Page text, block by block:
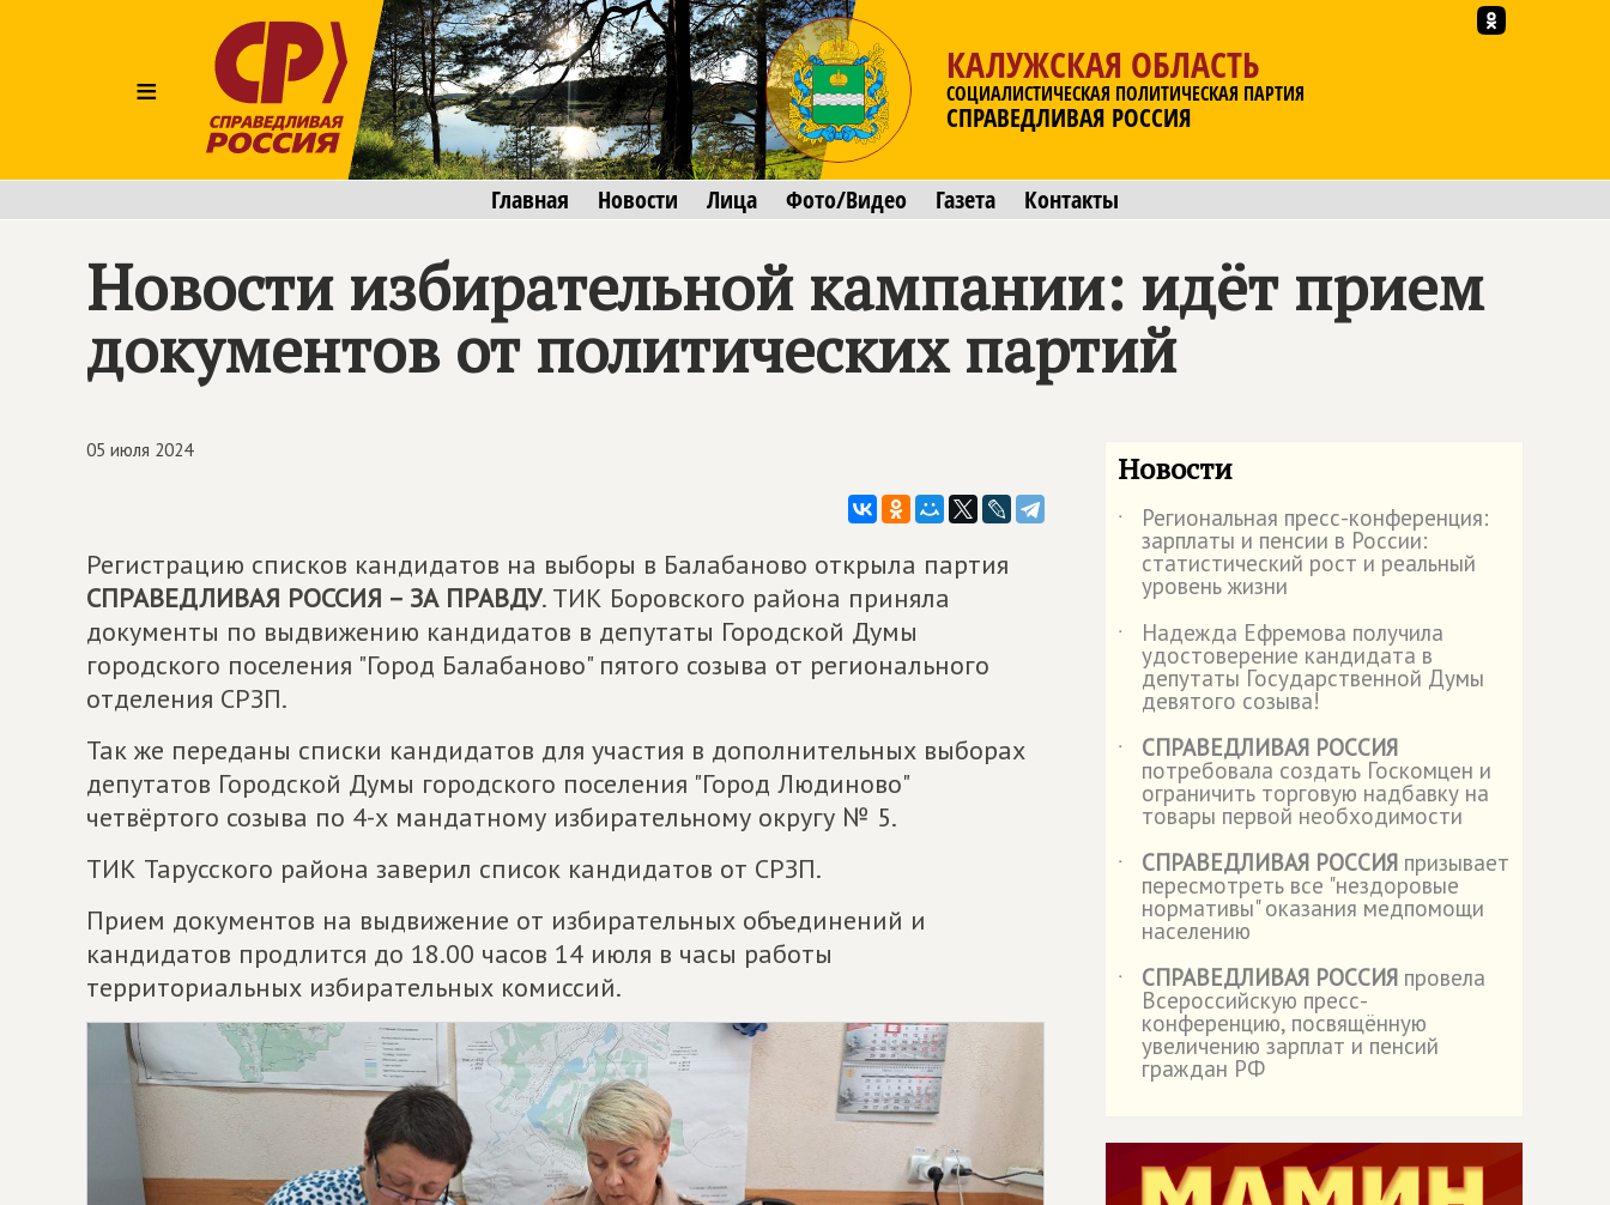
≡
КАЛУЖСКАЯ ОБЛАСТЬ
СОЦИАЛИСТИЧЕСКАЯ ПОЛИТИЧЕСКАЯ ПАРТИЯ
СПРАВЕДЛИВАЯ РОССИЯ
Главная Новости Лица Фото/Видео Газета Контакты
Новости избирательной кампании: идёт прием
документов от политических партий
05 июля 2024
Регистрацию списков кандидатов на выборы в Балабаново открыла партия
СПРАВЕДЛИВАЯ РОССИЯ – ЗА ПРАВДУ. ТИК Боровского района приняла
документы по выдвижению кандидатов в депутаты Городской Думы
городского поселения "Город Балабаново" пятого созыва от регионального
отделения СРЗП.
Так же переданы списки кандидатов для участия в дополнительных выборах
депутатов Городской Думы городского поселения "Город Людиново"
четвёртого созыва по 4-х мандатному избирательному округу № 5.
ТИК Тарусского района заверил список кандидатов от СРЗП.
Прием документов на выдвижение от избирательных объединений и
кандидатов продлится до 18.00 часов 14 июля в часы работы
территориальных избирательных комиссий.
Новости
˙ Региональная пресс-конференция:
зарплаты и пенсии в России:
статистический рост и реальный
уровень жизни
˙
Надежда Ефремова получила
удостоверение кандидата в
депутаты Государственной Думы
девятого созыва!
˙
СПРАВЕДЛИВАЯ РОССИЯ
потребовала создать Госкомцен и
ограничить торговую надбавку на
товары первой необходимости
˙
СПРАВЕДЛИВАЯ РОССИЯ призывает
пересмотреть все "нездоровые
нормативы" оказания медпомощи
населению
˙
СПРАВЕДЛИВАЯ РОССИЯ провела
Всероссийскую пресс-
конференцию, посвящённую
увеличению зарплат и пенсий
граждан РФ